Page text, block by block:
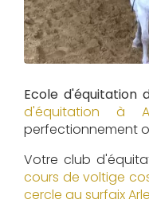
Ecole d'équitation
d'équitation à
perfectionnement
Votre club
cours de voltige
cercle au surfaix